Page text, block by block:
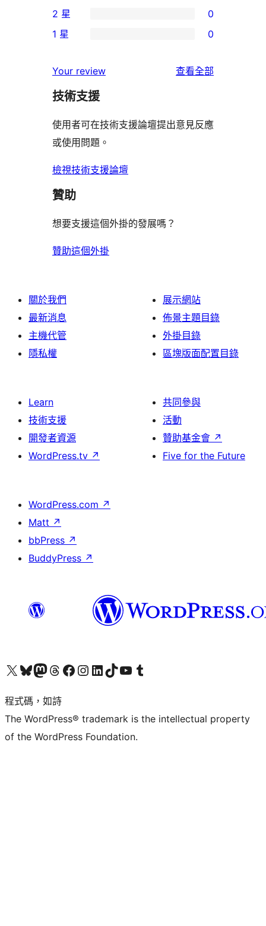
星
使
者
論
4
星
用
者
論
個
3
使
用
評
論
個
星
使
者
評
論
2 星 0
1
星
用
者
評
1 星 0
Your review 查看全部
評
技術支援
使用者可在技術支援論壇提出意見反應
或使用問題。
檢視技術支援論壇
贊助
想要支援這個外掛的發展嗎？
贊助這個外掛
關於我們
最新消息
主機代管
隱私權
展示網站
佈景主題目錄
外掛目錄
區塊版面配置目錄
Learn
技術支援
開發者資源
WordPress.tv ↗
共同參與
活動
贊助基金會 ↗
Five for the Future
WordPress.com ↗
Matt ↗
bbPress ↗
BuddyPress ↗
查看我們的 X (之前的 Twitter) 帳號造訪我們的 Bluesky 帳號造訪我們的 Mastodon 帳號造訪我們的 Threads 帳號 造訪我們的 Facebook 粉絲專頁Visit our Instagram account
Visit our LinkedIn account
造訪我們的 TikTok 帳號Visit our YouTube channel
造訪我們的 Tumblr 帳號
程式碼，如詩
The WordPress® trademark is the intellectual property
of the WordPress Foundation.